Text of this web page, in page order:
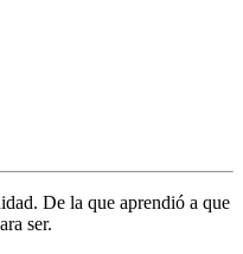
De la que aprendió a que
ser.